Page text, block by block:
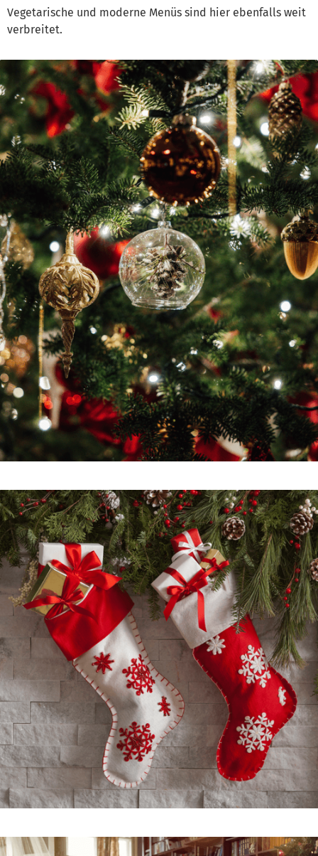
Vegetarische und moderne Menüs sind hier ebenfalls weit
verbreitet.